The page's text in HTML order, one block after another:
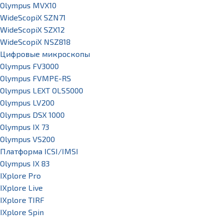
Olympus MVX10
WideScopiX SZN71
WideScopiX SZX12
WideScopiX NSZ818
Цифровые микроскопы
Olympus FV3000
Olympus FVMPE-RS
Olympus LEXT OLS5000
Olympus LV200
Olympus DSX 1000
Olympus IX 73
Olympus VS200
Платформа ICSI/IMSI
Olympus IX 83
IXplore Pro
IXplore Live
IXplore TIRF
IXplore Spin